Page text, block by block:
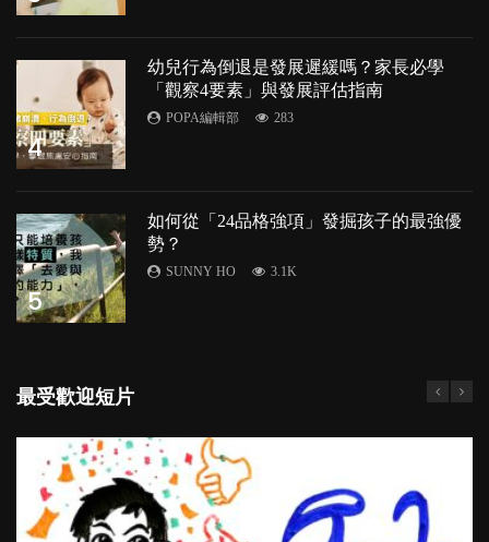
4
幼兒行為倒退是發展遲緩嗎？家長必學
「觀察4要素」與發展評估指南
POPA編輯部 283
5
如何從「24品格強項」發掘孩子的最強優
勢？
SUNNY HO 3.1K
最受歡迎短片